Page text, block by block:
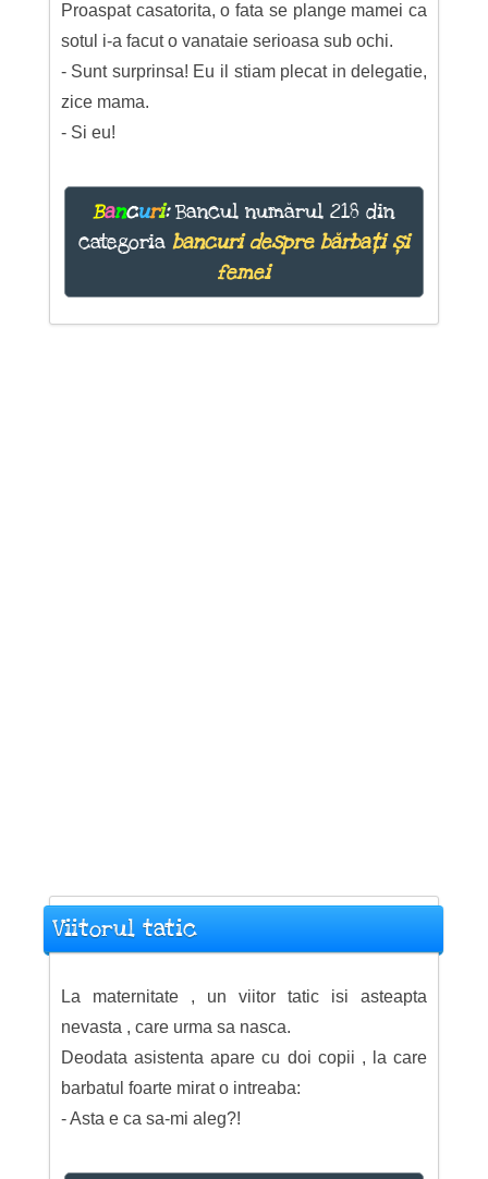
Proaspat casatorita, o fata se plange mamei ca
sotul i-a facut o vanataie serioasa sub ochi.
- Sunt surprinsa! Eu il stiam plecat in delegatie,
zice mama.
- Si eu!
Bancuri:Bancul numărul 218 din
categoria bancuri despre bărbați și
femei
Viitorul tatic
La maternitate , un viitor tatic isi asteapta
nevasta , care urma sa nasca.
Deodata asistenta apare cu doi copii , la care
barbatul foarte mirat o intreaba:
- Asta e ca sa-mi aleg?!